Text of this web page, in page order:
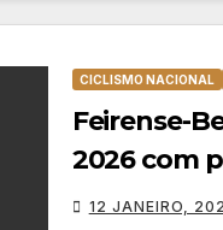
CICLISMO NACIONAL
Feirense-
2026 com
renovado
12 JANEIRO,